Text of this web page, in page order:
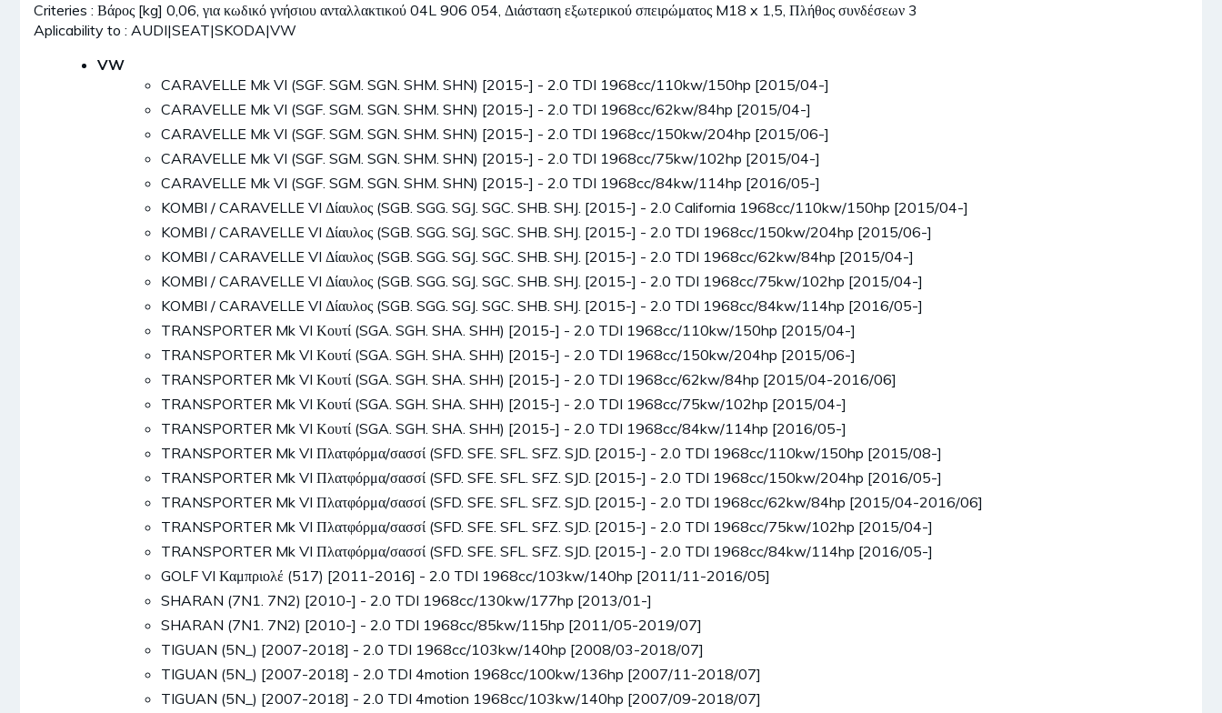
Criteries : Βάρος [kg] 0,06, για κωδικό γνήσιου ανταλλακτικού 04L 906 054, Διάσταση εξωτερικού σπειρώματος M18 x 1,5, Πλήθος συνδέσεων 3
Aplicability to : AUDI|SEAT|SKODA|VW
VW
CARAVELLE Mk VI (SGF. SGM. SGN. SHM. SHN) [2015-] - 2.0 TDI 1968cc/110kw/150hp [2015/04-]
CARAVELLE Mk VI (SGF. SGM. SGN. SHM. SHN) [2015-] - 2.0 TDI 1968cc/62kw/84hp [2015/04-]
CARAVELLE Mk VI (SGF. SGM. SGN. SHM. SHN) [2015-] - 2.0 TDI 1968cc/150kw/204hp [2015/06-]
CARAVELLE Mk VI (SGF. SGM. SGN. SHM. SHN) [2015-] - 2.0 TDI 1968cc/75kw/102hp [2015/04-]
CARAVELLE Mk VI (SGF. SGM. SGN. SHM. SHN) [2015-] - 2.0 TDI 1968cc/84kw/114hp [2016/05-]
KOMBI / CARAVELLE VI Δίαυλος (SGB. SGG. SGJ. SGC. SHB. SHJ. [2015-] - 2.0 California 1968cc/110kw/150hp [2015/04-]
KOMBI / CARAVELLE VI Δίαυλος (SGB. SGG. SGJ. SGC. SHB. SHJ. [2015-] - 2.0 TDI 1968cc/150kw/204hp [2015/06-]
KOMBI / CARAVELLE VI Δίαυλος (SGB. SGG. SGJ. SGC. SHB. SHJ. [2015-] - 2.0 TDI 1968cc/62kw/84hp [2015/04-]
KOMBI / CARAVELLE VI Δίαυλος (SGB. SGG. SGJ. SGC. SHB. SHJ. [2015-] - 2.0 TDI 1968cc/75kw/102hp [2015/04-]
KOMBI / CARAVELLE VI Δίαυλος (SGB. SGG. SGJ. SGC. SHB. SHJ. [2015-] - 2.0 TDI 1968cc/84kw/114hp [2016/05-]
TRANSPORTER Mk VI Κουτί (SGA. SGH. SHA. SHH) [2015-] - 2.0 TDI 1968cc/110kw/150hp [2015/04-]
TRANSPORTER Mk VI Κουτί (SGA. SGH. SHA. SHH) [2015-] - 2.0 TDI 1968cc/150kw/204hp [2015/06-]
TRANSPORTER Mk VI Κουτί (SGA. SGH. SHA. SHH) [2015-] - 2.0 TDI 1968cc/62kw/84hp [2015/04-2016/06]
TRANSPORTER Mk VI Κουτί (SGA. SGH. SHA. SHH) [2015-] - 2.0 TDI 1968cc/75kw/102hp [2015/04-]
TRANSPORTER Mk VI Κουτί (SGA. SGH. SHA. SHH) [2015-] - 2.0 TDI 1968cc/84kw/114hp [2016/05-]
TRANSPORTER Mk VI Πλατφόρμα/σασσί (SFD. SFE. SFL. SFZ. SJD. [2015-] - 2.0 TDI 1968cc/110kw/150hp [2015/08-]
TRANSPORTER Mk VI Πλατφόρμα/σασσί (SFD. SFE. SFL. SFZ. SJD. [2015-] - 2.0 TDI 1968cc/150kw/204hp [2016/05-]
TRANSPORTER Mk VI Πλατφόρμα/σασσί (SFD. SFE. SFL. SFZ. SJD. [2015-] - 2.0 TDI 1968cc/62kw/84hp [2015/04-2016/06]
TRANSPORTER Mk VI Πλατφόρμα/σασσί (SFD. SFE. SFL. SFZ. SJD. [2015-] - 2.0 TDI 1968cc/75kw/102hp [2015/04-]
TRANSPORTER Mk VI Πλατφόρμα/σασσί (SFD. SFE. SFL. SFZ. SJD. [2015-] - 2.0 TDI 1968cc/84kw/114hp [2016/05-]
GOLF VI Καμπριολέ (517) [2011-2016] - 2.0 TDI 1968cc/103kw/140hp [2011/11-2016/05]
SHARAN (7N1. 7N2) [2010-] - 2.0 TDI 1968cc/130kw/177hp [2013/01-]
SHARAN (7N1. 7N2) [2010-] - 2.0 TDI 1968cc/85kw/115hp [2011/05-2019/07]
TIGUAN (5N_) [2007-2018] - 2.0 TDI 1968cc/103kw/140hp [2008/03-2018/07]
TIGUAN (5N_) [2007-2018] - 2.0 TDI 4motion 1968cc/100kw/136hp [2007/11-2018/07]
TIGUAN (5N_) [2007-2018] - 2.0 TDI 4motion 1968cc/103kw/140hp [2007/09-2018/07]